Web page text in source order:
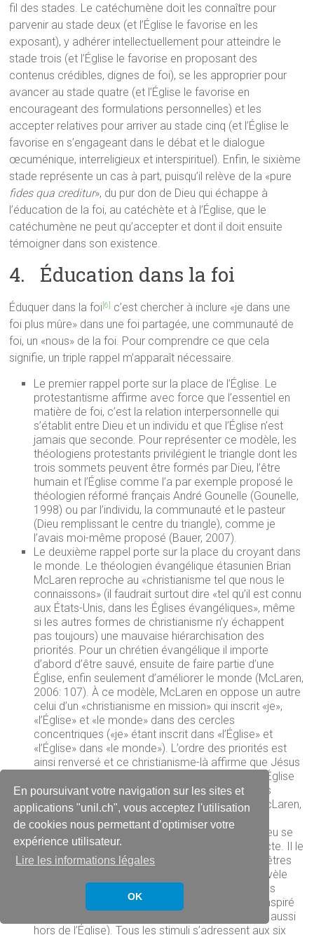
En poursuivant votre navigation sur les sites et
applications "unil.ch", vous acceptez l'utilisation
de cookies nous permettant d’optimiser votre
expérience utilisateur.
Lire les informations légales
OK
fil des stades. Le catéchumène doit les connaître pour
parvenir au stade deux (et l’Église le favorise en les
exposant), y adhérer intellectuellement pour atteindre le
stade trois (et l’Église le favorise en proposant des
contenus crédibles, dignes de foi), se les approprier pour
avancer au stade quatre (et l’Église le favorise en
encourageant des formulations personnelles) et les
accepter relatives pour arriver au stade cinq (et l’Église le
favorise en s’engageant dans le débat et le dialogue
œcuménique, interreligieux et interspirituel). Enfin, le sixième
stade représente un cas à part, puisqu’il relève de la «pure
fides qua creditur», du pur don de Dieu qui échappe à
l’éducation de la foi, au catéchète et à l’Église, que le
catéchumène ne peut qu’accepter et dont il doit ensuite
témoigner dans son existence.
4. Éducation dans la foi
Éduquer dans la foi [6]
c’est chercher à inclure «je dans une
foi plus mûre» dans une foi partagée, une communauté de
foi, un «nous» de la foi. Pour comprendre ce que cela
signifie, un triple rappel m’apparaît nécessaire.
Le premier rappel porte sur la place de l’Église. Le
protestantisme affirme avec force que l’essentiel en
matière de foi, c’est la relation interpersonnelle qui
s’établit entre Dieu et un individu et que l’Église n’est
jamais que seconde. Pour représenter ce modèle, les
théologiens protestants privilégient le triangle dont les
trois sommets peuvent être formés par Dieu, l’être
humain et l’Église comme l’a par exemple proposé le
théologien réformé français André Gounelle (Gounelle,
1998) ou par l’individu, la communauté et le pasteur
(Dieu remplissant le centre du triangle), comme je
l’avais moi-même proposé (Bauer, 2007).
Le deuxième rappel porte sur la place du croyant dans
le monde. Le théologien évangélique étasunien Brian
McLaren reproche au «christianisme tel que nous le
connaissons» (il faudrait surtout dire «tel qu’il est connu
aux États-Unis, dans les Églises évangéliques», même
si les autres formes de christianisme n’y échappent
pas toujours) une mauvaise hiérarchisation des
priorités. Pour un chrétien évangélique il importe
d’abord d’être sauvé, ensuite de faire partie d’une
Église, enfin seulement d’améliorer le monde (McLaren,
2006: 107). À ce modèle, McLaren en oppose un autre
celui d’un «christianisme en mission» qui inscrit «je»,
«l’Église» et «le monde» dans des cercles
concentriques («je» étant inscrit dans «l’Église» et
«l’Église» dans «le monde»). L’ordre des priorités est
ainsi renversé et ce christianisme-là affirme que Jésus
est venu pour sauver le monde, qu’il a créé une Église
pour l’aider à remplir sa mission et qu’il invite des
personnes à participer à cette communauté (McLaren,
2006: 107).
Le troisième rappel porte sur la manière dont Dieu se
révèle. Dieu se révèle rarement de manière directe. Il le
fait plutôt au travers de stimuli produits par des êtres
humains. Certains sont ecclésiaux (et Dieu se révèle
donc à travers l’Église), mais d’autres ne sont pas
même explicitement chrétiens (et Dieu, qu’il ait inspiré
celui qui crée ou celui qui perçoit, se révèle ainsi aussi
hors de l’Église). Tous les stimuli s’adressent aux six